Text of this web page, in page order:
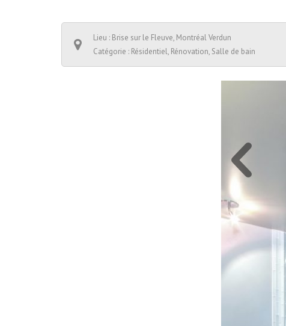
Lieu : Brise sur le Fleuve, Montréal Verdun
Catégorie : Résidentiel, Rénovation, Salle de bain